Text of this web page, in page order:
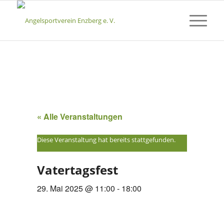
« Alle Veranstaltungen
Diese Veranstaltung hat bereits stattgefunden.
Vatertagsfest
29. Mai 2025 @ 11:00 - 18:00